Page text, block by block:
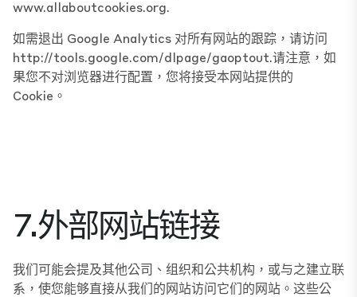
www.allaboutcookies.org.
如需退出 Google Analytics 对所有网站的跟踪，请访问
http://tools.google.com/dlpage/gaoptout.请注意，如
果您不对浏览器进行配置，您将接受本网站提供的
Cookie。
7.外部网站链接
我们可能会提及其他公司、组织和公共机构，或与之建立联
系，使您能够直接从我们的网站访问它们的网站。这些公